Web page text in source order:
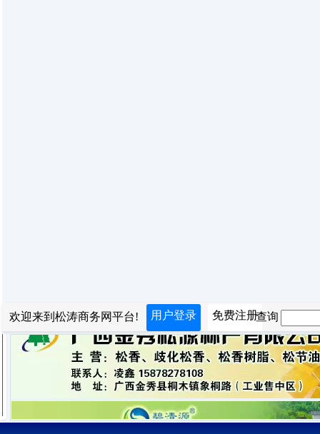
欢迎来到松涛商务网平台! 用户登录 免费注册查询：